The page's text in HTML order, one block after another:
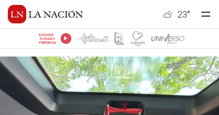
23°
ESCUCHÁ
TU RADIO
PREFERIDA